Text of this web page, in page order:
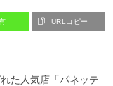
URLコピー
れた人気店「パネッテ